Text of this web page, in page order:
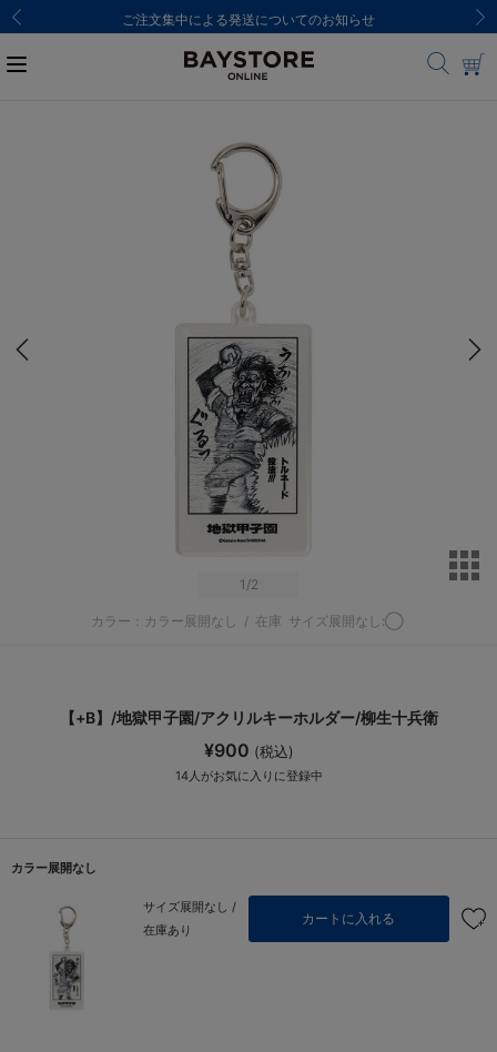
ご注文集中による発送についてのお知らせ
1 /2
カラー：カラー展開なし / 在庫 サイズ展開なし:◯
【+B】/地獄甲子園/アクリルキーホルダー/柳生十兵衛
¥900 (税込)
14 人がお気に入りに登録中
カラー展開なし
サイズ展開なし /
在庫あり
カートに入れる